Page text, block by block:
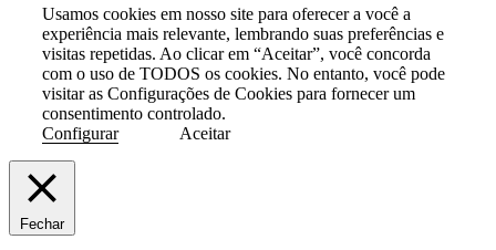
Usamos cookies em nosso site para oferecer a você a
experiência mais relevante, lembrando suas preferências e
visitas repetidas. Ao clicar em “Aceitar”, você concorda
com o uso de TODOS os cookies. No entanto, você pode
visitar as Configurações de Cookies para fornecer um
consentimento controlado.
Configurar
Aceitar
Fechar